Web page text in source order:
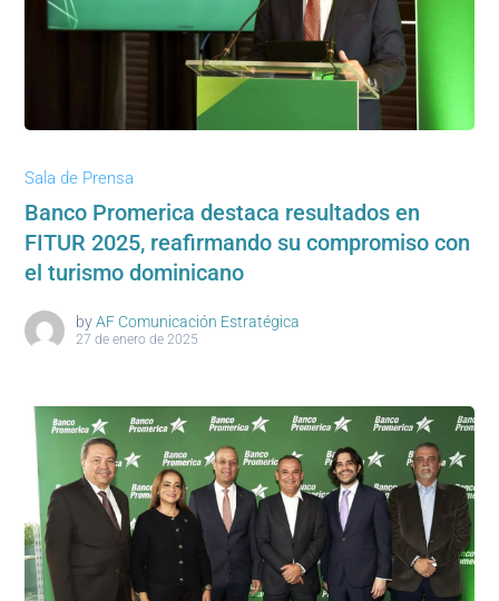
Sala de Prensa
Banco Promerica destaca resultados en
FITUR 2025, reafirmando su compromiso con
el turismo dominicano
by AF Comunicación Estratégica
27 de enero de 2025